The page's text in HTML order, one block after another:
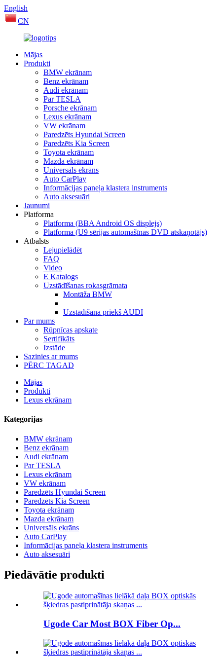
English
CN
Mājas
Produkti
BMW ekrānam
Benz ekrānam
Audi ekrānam
Par TESLA
Porsche ekrānam
Lexus ekrānam
VW ekrānam
Paredzēts Hyundai Screen
Paredzēts Kia Screen
Toyota ekrānam
Mazda ekrānam
Universāls ekrāns
Auto CarPlay
Informācijas paneļa klastera instruments
Auto aksesuāri
Jaunumi
Platforma
Platforma (BBA Android OS displejs)
Platforma (U9 sērijas automašīnas DVD atskaņotājs)
Atbalsts
Lejupielādēt
FAQ
Video
E Katalogs
Uzstādīšanas rokasgrāmata
Montāža BMW
Uzstādīšana priekš AUDI
Par mums
Rūpnīcas apskate
Sertifikāts
Izstāde
Sazinies ar mums
PĒRC TAGAD
Mājas
Produkti
Lexus ekrānam
Kategorijas
BMW ekrānam
Benz ekrānam
Audi ekrānam
Par TESLA
Lexus ekrānam
VW ekrānam
Paredzēts Hyundai Screen
Paredzēts Kia Screen
Toyota ekrānam
Mazda ekrānam
Universāls ekrāns
Auto CarPlay
Informācijas paneļa klastera instruments
Auto aksesuāri
Piedāvātie produkti
Ugode Car Most BOX Fiber Op...